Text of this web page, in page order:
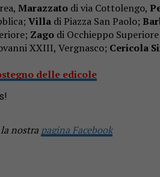
Marazzato di via Cottolengo,
Villa di Piazza San Paolo;
Zago di Occhieppo
XXIII, Vergnasco; Cericola
delle edicole
nostra pagina Facebook